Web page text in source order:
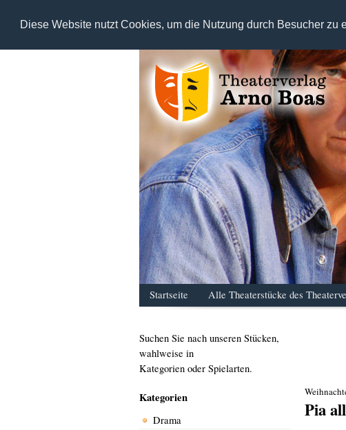
Diese Website nutzt Cookies, um die Nutzung durch Besucher zu
Startseite Alle Theaterstücke des
Suchen Sie nach unseren Stücken,
wahlweise in
Kategorien oder Spielarten.
Kategorien
Drama
Pia